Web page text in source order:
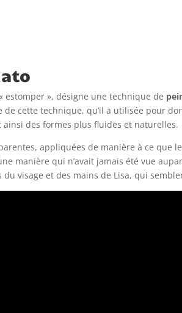
», désigne une technique de
cette technique, qu’il a utilisée pour
des formes plus fluides et naturelles.
appliquées de manière à ce que
manière qui n’avait jamais été vue
visage et des mains de Lisa, qui